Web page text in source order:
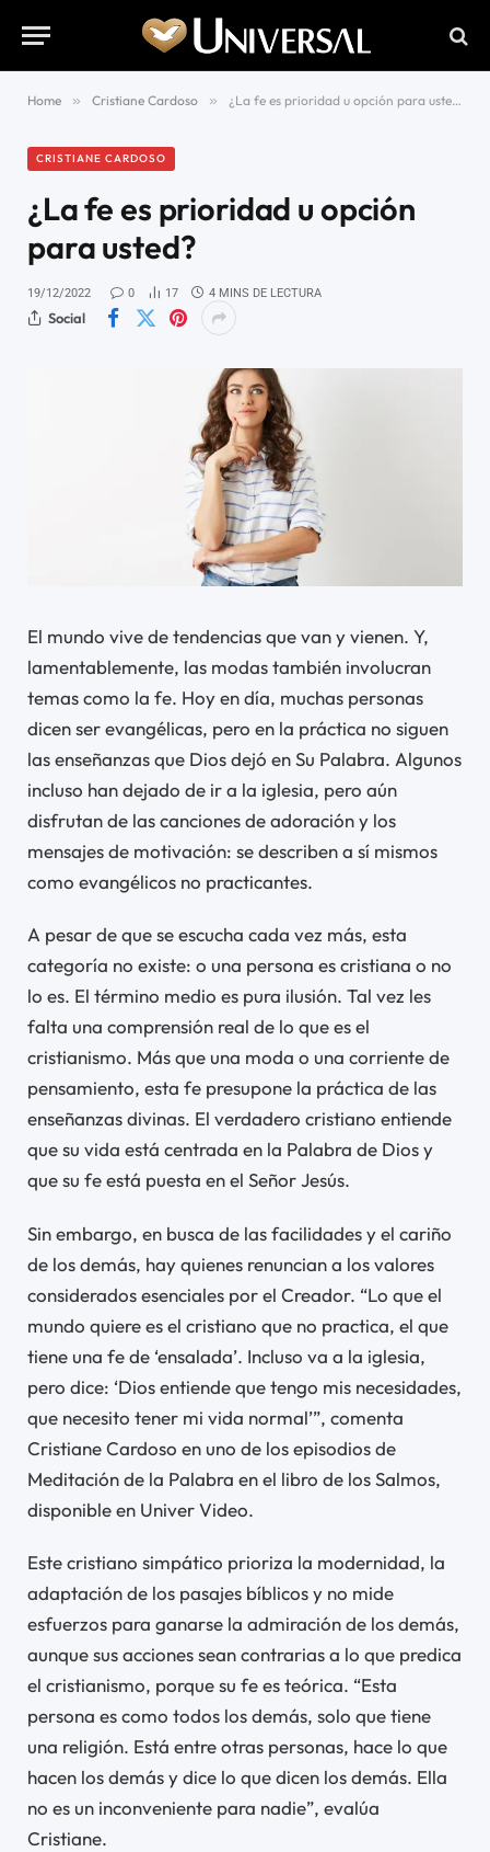
Home » Cristiane Cardoso » ¿La fe es prioridad u opción para usted?
CRISTIANE CARDOSO
¿La fe es prioridad u opción
para usted?
19/12/2022 0 17 4 MINS DE LECTURA
Social
El mundo vive de tendencias que van y vienen. Y,
lamentablemente, las modas también involucran
temas como la fe. Hoy en día, muchas personas
dicen ser evangélicas, pero en la práctica no siguen
las enseñanzas que Dios dejó en Su Palabra. Algunos
incluso han dejado de ir a la iglesia, pero aún
disfrutan de las canciones de adoración y los
mensajes de motivación: se describen a sí mismos
como evangélicos no practicantes.
A pesar de que se escucha cada vez más, esta
categoría no existe: o una persona es cristiana o no
lo es. El término medio es pura ilusión. Tal vez les
falta una comprensión real de lo que es el
cristianismo. Más que una moda o una corriente de
pensamiento, esta fe presupone la práctica de las
enseñanzas divinas. El verdadero cristiano entiende
que su vida está centrada en la Palabra de Dios y
que su fe está puesta en el Señor Jesús.
Sin embargo, en busca de las facilidades y el cariño
de los demás, hay quienes renuncian a los valores
considerados esenciales por el Creador. “Lo que el
mundo quiere es el cristiano que no practica, el que
tiene una fe de ‘ensalada’. Incluso va a la iglesia,
pero dice: ‘Dios entiende que tengo mis necesidades,
que necesito tener mi vida normal’”, comenta
Cristiane Cardoso en uno de los episodios de
Meditación de la Palabra en el libro de los Salmos,
disponible en Univer Video.
Este cristiano simpático prioriza la modernidad, la
adaptación de los pasajes bíblicos y no mide
esfuerzos para ganarse la admiración de los demás,
aunque sus acciones sean contrarias a lo que predica
el cristianismo, porque su fe es teórica. “Esta
persona es como todos los demás, solo que tiene
una religión. Está entre otras personas, hace lo que
hacen los demás y dice lo que dicen los demás. Ella
no es un inconveniente para nadie”, evalúa
Cristiane.